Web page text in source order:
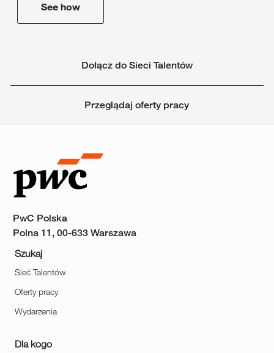
See how
Dołącz do Sieci Talentów
Przeglądaj oferty pracy
PwC Polska
Polna 11, 00-633 Warszawa
Szukaj
Sieć Talentów
Oferty pracy
Wydarzenia
Dla kogo